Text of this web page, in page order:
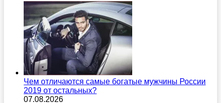
Чем отличаются самые богатые мужчины России
2019 от остальных?
07.08.2026